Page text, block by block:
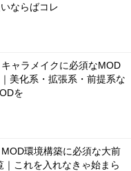
ならばコレ
キャラメイクに必須なMOD
美化系・拡張系・前提系な
を
MOD環境構築に必須な大前
｜これを入れなきゃ始まら